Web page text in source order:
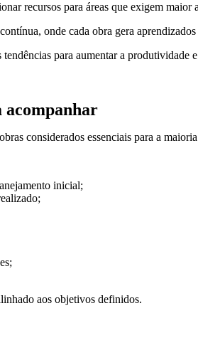
recursos para áreas que exigem maior
onde cada obra gera
para aumentar a
acompanhar
considerados essenciais para a maioria
inicial;
aos objetivos definidos.